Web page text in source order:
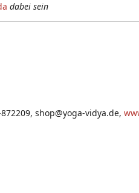
dabei sein
shop@yoga-vidya.de,